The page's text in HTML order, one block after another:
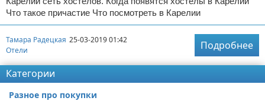
Что такое причастие Что посмотреть в Карелии
Тамара Радецкая 25-03-2019 01:42
Отели
Подробнее
Категории
Разное про покупки